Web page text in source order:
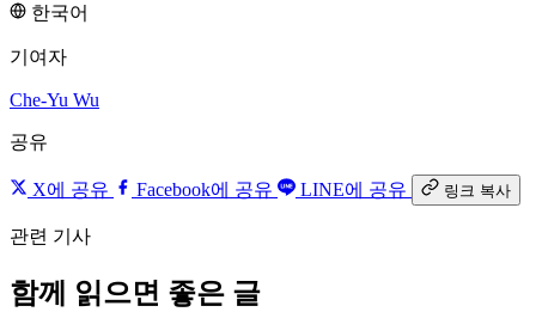
한국어
기여자
Che-Yu Wu
공유
X에 공유 Facebook에 공유 LINE에 공유 링크 복사
관련 기사
함께 읽으면 좋은 글